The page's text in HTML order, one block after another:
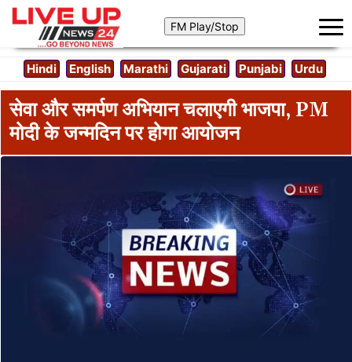
Hindi English Marathi Gujarati Punjabi Urdu
सेवा और समर्पण अभियान चलाएगी भाजपा, PM
मोदी के जन्मदिन पर होगा आयोजन